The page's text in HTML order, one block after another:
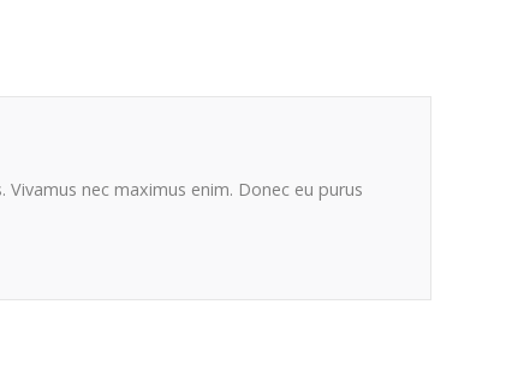
nec maximus enim. Donec eu purus